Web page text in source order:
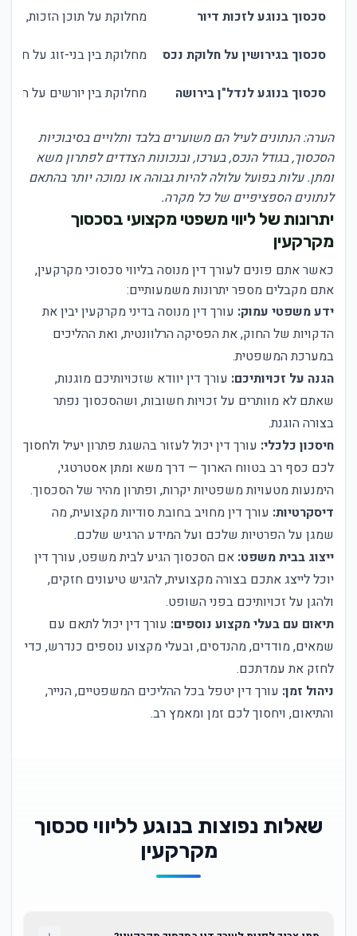
סכסוך בנוגע לזכות דיור
מחלוקת על תוכן הזכות, על
סכסוך בגירושין על חלוקת נכס
מחלוקת בין בני-זוג על
סכסוך בנוגע לנדל"ן בירושה
מחלוקת בין יורשים על
הערה: הנתונים לעיל הם משוערים בלבד ותלויים בסיבוכיות
הסכסוך, בגודל הנכס, בערכו, ובנכונות הצדדים לפתרון משא
ומתן. עלות בפועל עלולה להיות גבוהה או נמוכה יותר בהתאם
לנתונים הספציפיים של כל מקרה.
יתרונות של ליווי משפטי מקצועי בסכסוך
מקרקעין
כאשר אתם פונים לעורך דין מנוסה בליווי סכסוכי מקרקעין,
אתם מקבלים מספר יתרונות משמעותיים:
ידע משפטי עמוק: עורך דין מנוסה בדיני מקרקעין יבין את
הדקויות של החוק, את הפסיקה הרלוונטית, ואת ההליכים
במערכת המשפטית.
הגנה על זכויותיכם: עורך דין יוודא שזכויותיכם מוגנות,
שאתם לא מוותרים על זכויות חשובות, ושהסכסוך נפתר
בצורה הוגנת.
חיסכון כלכלי: עורך דין יכול לעזור בהשגת פתרון יעיל ולחסוך
לכם כסף רב בטווח הארוך — דרך משא ומתן אסטרטגי,
הימנעות מטעויות משפטיות יקרות, ופתרון מהיר של הסכסוך.
דיסקרטיות: עורך דין מחויב בחובת סודיות מקצועית, מה
שמגן על הפרטיות שלכם ועל המידע הרגיש שלכם.
ייצוג בבית משפט: אם הסכסוך הגיע לבית משפט, עורך דין
יוכל לייצג אתכם בצורה מקצועית, להגיש טיעונים חזקים,
ולהגן על זכויותיכם בפני השופט.
תיאום עם בעלי מקצוע נוספים: עורך דין יכול לתאם עם
שמאים, מודדים, מהנדסים, ובעלי מקצוע נוספים כנדרש, כדי
לחזק את עמדתכם.
ניהול זמן: עורך דין יטפל בכל ההליכים המשפטיים, הנייר,
והתיאום, ויחסוך לכם זמן ומאמץ רב.
שאלות נפוצות בנוגע לליווי סכסוך
מקרקעין